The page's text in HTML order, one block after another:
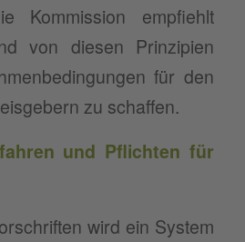
Kommission empfiehlt
von diesen Prinzipien
für den
zu schaffen.
und Pflichten für
wird ein System